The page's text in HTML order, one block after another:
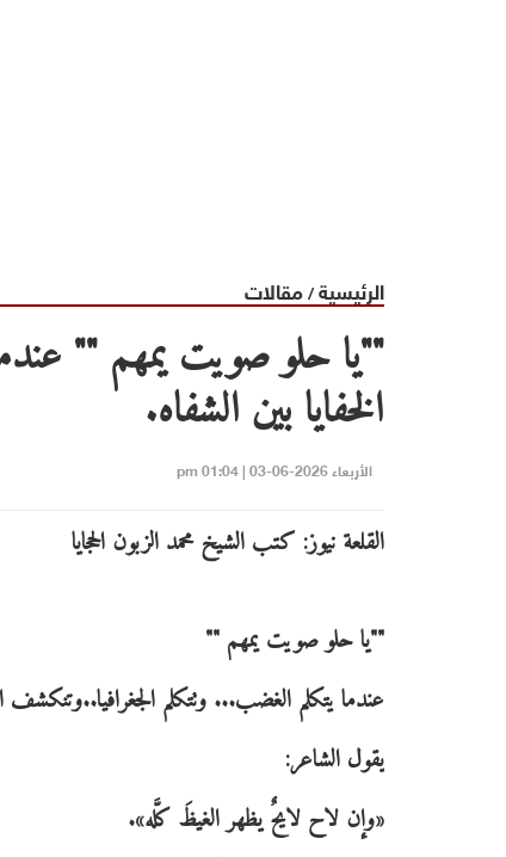
الرئيسية/مقالات
""يا حلو صويت يمهم ""
الخفايا بين الشفاه.
الأربعاء 2026-06-03 | 01:04 pm
القلعة نيوز: كتب الشيخ محمد الزبون الحجايا
""يا حلو صويت يمهم ""
عندما يتكلم الغضب... وتتكلم الجغرافيا..وتنكشف
يقول الشاعر:
«وإن لاح لايحٌ يظهر الغيظَ كلَّه».